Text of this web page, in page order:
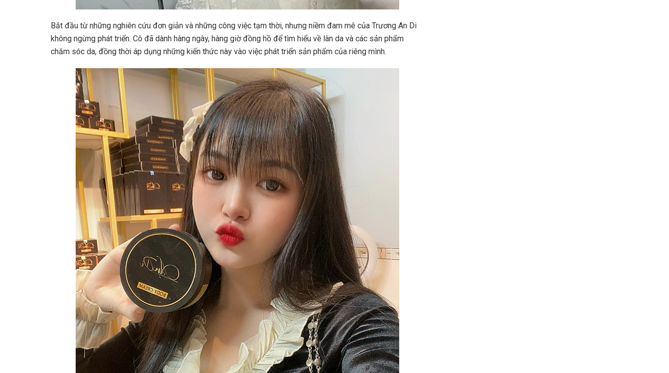
Bắt đầu từ những nghiên cứu đơn giản và những công việc tạm thời, nhưng niềm đam mê của Trương An Di
không ngừng phát triển. Cô đã dành hàng ngày, hàng giờ đồng hồ để tìm hiểu về làn da và các sản phẩm
chăm sóc da, đồng thời áp dụng những kiến thức này vào việc phát triển sản phẩm của riêng mình.